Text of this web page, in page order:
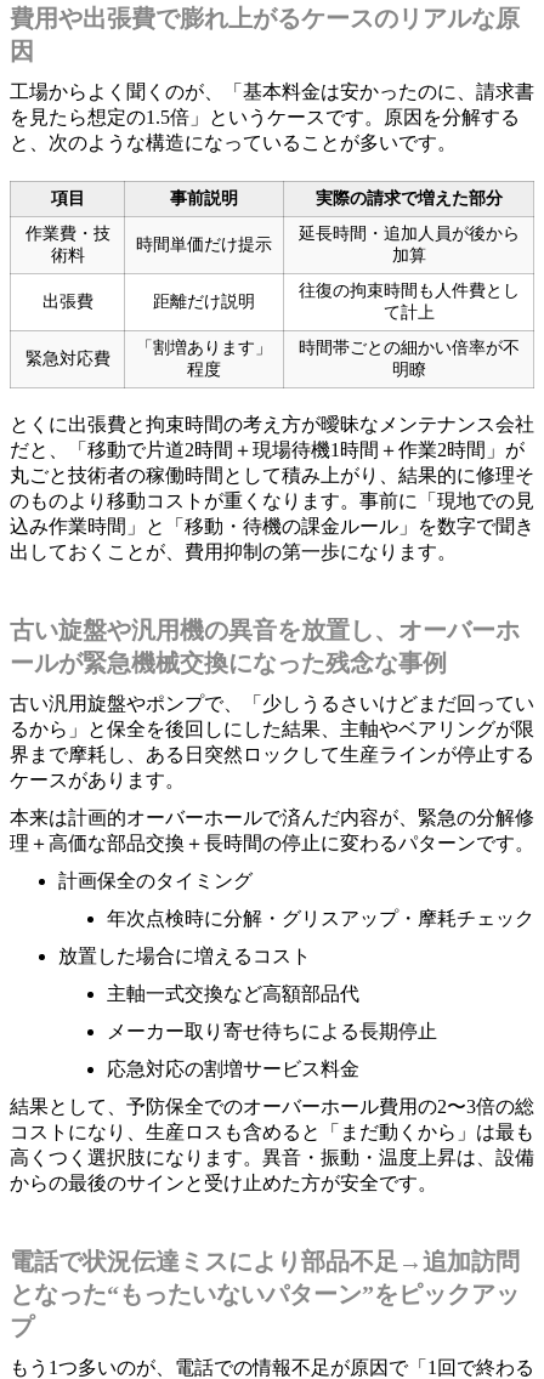
費用や出張費で膨れ上がるケースのリアルな原
因
工場からよく聞くのが、「基本料金は安かったのに、請求書
を見たら想定の1.5倍」というケースです。原因を分解する
と、次のような構造になっていることが多いです。
項目 事前説明
実際の請求で増えた部分
作業費・技
術料
時間単価だけ提示
延長時間・追加人員が後から
加算
出張費 距離だけ説明
往復の拘束時間も人件費とし
て計上
緊急対応費
「割増あります」
程度
時間帯ごとの細かい倍率が不
明瞭
とくに出張費と拘束時間の考え方が曖昧なメンテナンス会社
だと、「移動で片道2時間＋現場待機1時間＋作業2時間」が
丸ごと技術者の稼働時間として積み上がり、結果的に修理そ
のものより移動コストが重くなります。事前に「現地での見
込み作業時間」と「移動・待機の課金ルール」を数字で聞き
出しておくことが、費用抑制の第一歩になります。
古い旋盤や汎用機の異音を放置し、オーバーホ
ールが緊急機械交換になった残念な事例
古い汎用旋盤やポンプで、「少しうるさいけどまだ回ってい
るから」と保全を後回しにした結果、主軸やベアリングが限
界まで摩耗し、ある日突然ロックして生産ラインが停止する
ケースがあります。
本来は計画的オーバーホールで済んだ内容が、緊急の分解修
理＋高価な部品交換＋長時間の停止に変わるパターンです。
計画保全のタイミング
年次点検時に分解・グリスアップ・摩耗チェック
放置した場合に増えるコスト
主軸一式交換など高額部品代
メーカー取り寄せ待ちによる長期停止
応急対応の割増サービス料金
結果として、予防保全でのオーバーホール費用の2〜3倍の総
コストになり、生産ロスも含めると「まだ動くから」は最も
高くつく選択肢になります。異音・振動・温度上昇は、設備
からの最後のサインと受け止めた方が安全です。
電話で状況伝達ミスにより部品不足→追加訪問
となった“もったいないパターン”をピックアッ
プ
もう1つ多いのが、電話での情報不足が原因で「1回で終わる